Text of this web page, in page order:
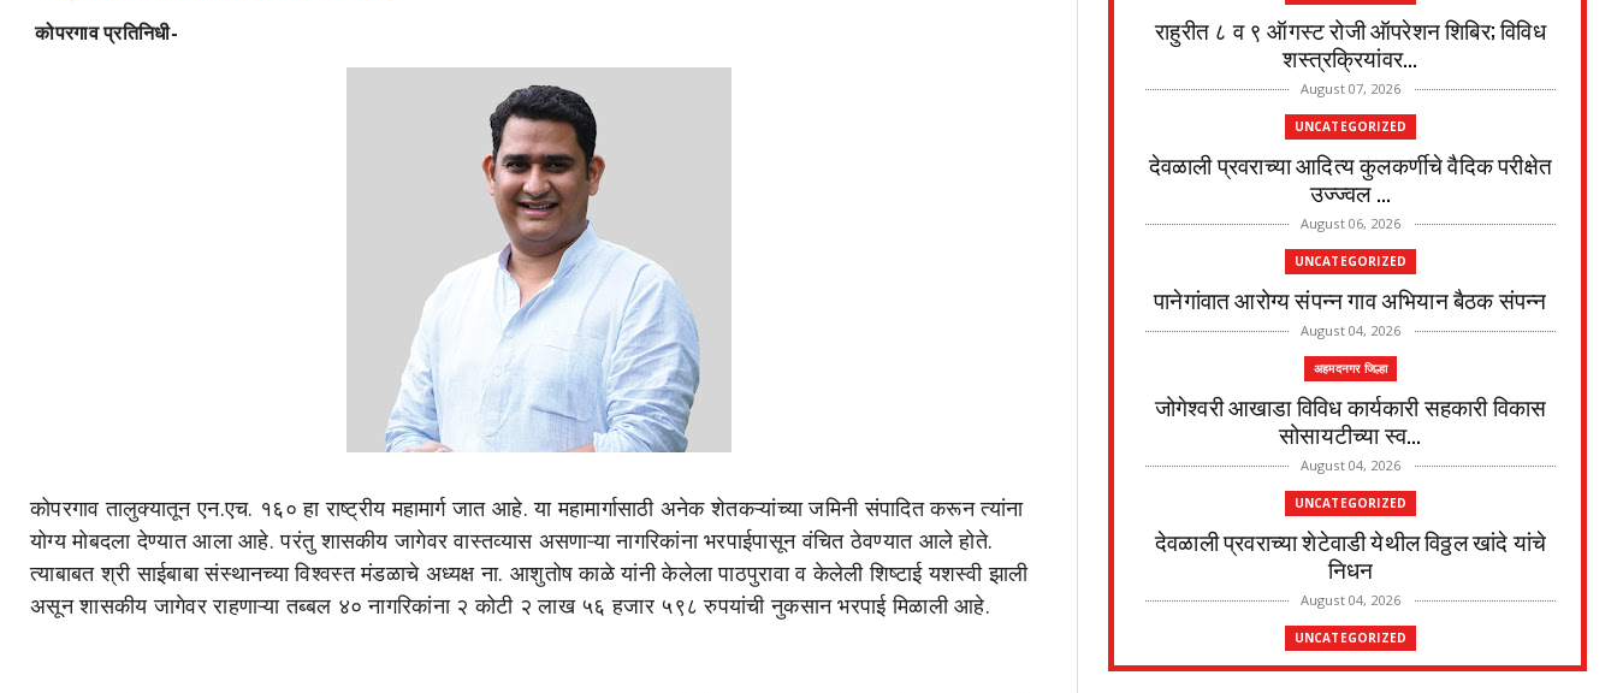
कोपरगाव प्रतिनिधी-
कोपरगाव तालुक्यातून एन.एच. १६० हा राष्ट्रीय महामार्ग जात आहे. या महामार्गासाठी अनेक शेतकऱ्यांच्या जमिनी संपादित करून त्यांना
योग्य मोबदला देण्यात आला आहे. परंतु शासकीय जागेवर वास्तव्यास असणाऱ्या नागरिकांना भरपाईपासून वंचित ठेवण्यात आले होते.
त्याबाबत श्री साईबाबा संस्थानच्या विश्वस्त मंडळाचे अध्यक्ष ना. आशुतोष काळे यांनी केलेला पाठपुरावा व केलेली शिष्टाई यशस्वी झाली
असून शासकीय जागेवर राहणाऱ्या तब्बल ४० नागरिकांना २ कोटी २ लाख ५६ हजार ५९८ रुपयांची नुकसान भरपाई मिळाली आहे.
राहुरीत ८ व ९ ऑगस्ट रोजी ऑपरेशन शिबिर; विविध
शस्त्रक्रियांवर...
August 07, 2026
UNCATEGORIZED
देवळाली प्रवराच्या आदित्य कुलकर्णीचे वैदिक परीक्षेत
उज्ज्वल ...
August 06, 2026
UNCATEGORIZED
पानेगांवात आरोग्य संपन्न गाव अभियान बैठक संपन्न
August 04, 2026
अहमदनगर जिल्हा
जोगेश्वरी आखाडा विविध कार्यकारी सहकारी विकास
सोसायटीच्या स्व...
August 04, 2026
UNCATEGORIZED
देवळाली प्रवराच्या शेटेवाडी येथील विठ्ठल खांदे यांचे
निधन
August 04, 2026
UNCATEGORIZED
मुकुंद चिलवंत यांनी स्वीकारला अहिल्यानगर जिल्हा